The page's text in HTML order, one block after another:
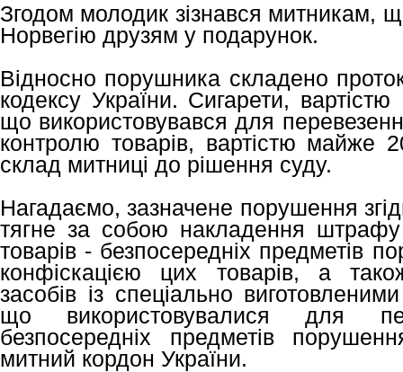
Згодом молодик зізнався митникам,
Норвегію друзям у подарунок.
Відносно порушника складено
кодексу України. Сигарети,
що використовувався для
контролю товарів, вартістю майже
склад митниці до рішення суду.
Нагадаємо, зазначене порушення
тягне за собою накладення штрафу
товарів - безпосередніх предметів
конфіскацією цих товарів, а
засобів із спеціально
що використовувалися для
безпосередніх предметів
митний кордон України.